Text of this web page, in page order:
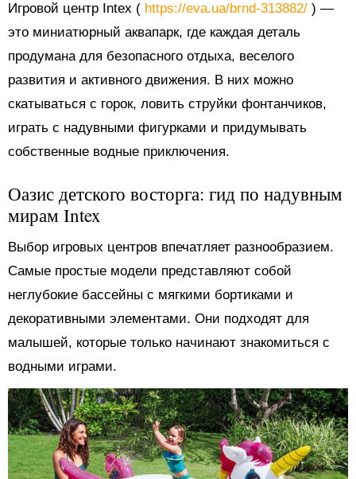
Игровой центр Intex ( https://eva.ua/brnd-313882/ ) —
это миниатюрный аквапарк, где каждая деталь
продумана для безопасного отдыха, веселого
развития и активного движения. В них можно
скатываться с горок, ловить струйки фонтанчиков,
играть с надувными фигурками и придумывать
собственные водные приключения.
Оазис детского восторга: гид по надувным
мирам Intex
Выбор игровых центров впечатляет разнообразием.
Самые простые модели представляют собой
неглубокие бассейны с мягкими бортиками и
декоративными элементами. Они подходят для
малышей, которые только начинают знакомиться с
водными играми.